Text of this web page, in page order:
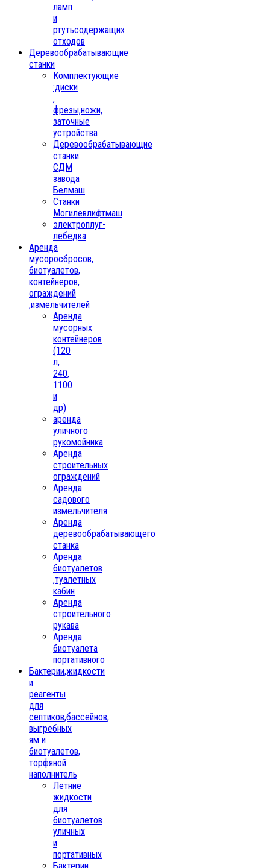
ламп
и
ртутьсодержащих
отходов
Деревообрабатывающие
станки
Комплектующие
:диски
,
фрезы,ножи,
заточные
устройства
Деревообрабатывающие
станки
СДМ
завода
Белмаш
Станки
Могилевлифтмаш
электроплуг-
лебедка
Аренда
мусоросбросов,
биотуалетов,
контейнеров,
ограждений
,измельчителей
Аренда
мусорных
контейнеров
(120
л,
240,
1100
и
др)
аренда
уличного
рукомойника
Аренда
строительных
ограждений
Аренда
садового
измельчителя
Аренда
деревообрабатывающего
станка
Аренда
биотуалетов
,туалетных
кабин
Аренда
строительного
рукава
Аренда
биотуалета
портативного
Бактерии,жидкости
и
реагенты
для
септиков,бассейнов,
выгребных
ям и
биотуалетов,
торфяной
наполнитель
Летние
жидкости
для
биотуалетов
уличных
и
портативных